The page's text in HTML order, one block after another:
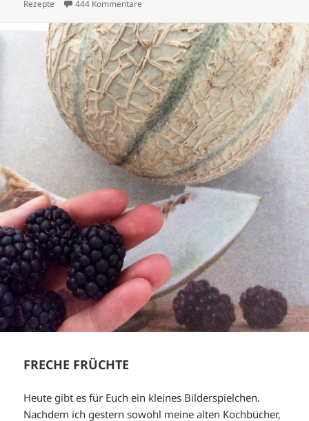
Rezepte
444 Kommentare
FRECHE FRÜCHTE
Heute gibt es für Euch ein kleines Bilderspielchen.
Nachdem ich gestern sowohl meine alten Kochbücher,